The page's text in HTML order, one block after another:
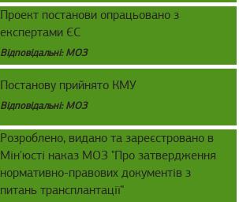
Проект постанови опрацьовано з
експертами ЄС
Відповідальні: МОЗ
Постанову прийнято КМУ
Відповідальні: МОЗ
Розроблено, видано та зареєстровано в
Мін'юсті наказ МОЗ "Про затвердження
нормативно-правових документів з
питань трансплантації"